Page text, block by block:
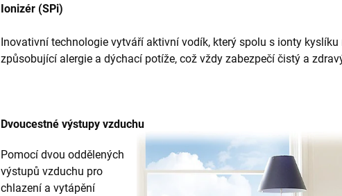
Ionizér (SPi)
Inovativní technologie vytváří aktivní vodík, který spolu s ionty
způsobující alergie a dýchací potíže, což vždy zabezpečí čistý a
Dvoucestné výstupy vzduchu
Pomocí dvou oddělených
výstupů vzduchu pro
chlazení a vytápění